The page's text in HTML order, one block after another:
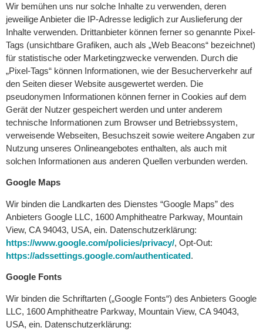
Wir bemühen uns nur solche Inhalte zu verwenden, deren
jeweilige Anbieter die IP-Adresse lediglich zur Auslieferung der
Inhalte verwenden. Drittanbieter können ferner so genannte Pixel-
Tags (unsichtbare Grafiken, auch als „Web Beacons“ bezeichnet)
für statistische oder Marketingzwecke verwenden. Durch die
„Pixel-Tags“ können Informationen, wie der Besucherverkehr auf
den Seiten dieser Website ausgewertet werden. Die
pseudonymen Informationen können ferner in Cookies auf dem
Gerät der Nutzer gespeichert werden und unter anderem
technische Informationen zum Browser und Betriebssystem,
verweisende Webseiten, Besuchszeit sowie weitere Angaben zur
Nutzung unseres Onlineangebotes enthalten, als auch mit
solchen Informationen aus anderen Quellen verbunden werden.
Google Maps
Wir binden die Landkarten des Dienstes “Google Maps” des
Anbieters Google LLC, 1600 Amphitheatre Parkway, Mountain
View, CA 94043, USA, ein. Datenschutzerklärung:
https://www.google.com/policies/privacy/, Opt-Out:
https://adssettings.google.com/authenticated.
Google Fonts
Wir binden die Schriftarten („Google Fonts“) des Anbieters Google
LLC, 1600 Amphitheatre Parkway, Mountain View, CA 94043,
USA, ein. Datenschutzerklärung: